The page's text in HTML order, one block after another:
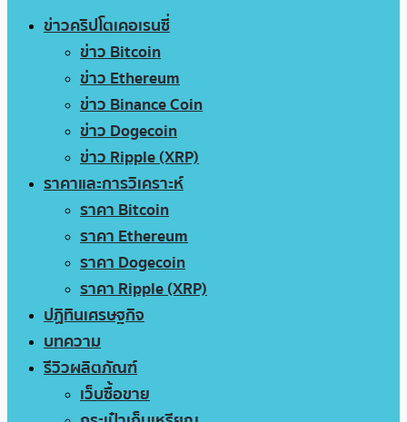
ข่าวคริปโตเคอเรนซี่
ข่าว Bitcoin
ข่าว Ethereum
ข่าว Binance Coin
ข่าว Dogecoin
ข่าว Ripple (XRP)
ราคาและการวิเคราะห์
ราคา Bitcoin
ราคา Ethereum
ราคา Dogecoin
ราคา Ripple (XRP)
ปฏิทินเศรษฐกิจ
บทความ
รีวิวผลิตภัณฑ์
เว็บซื้อขาย